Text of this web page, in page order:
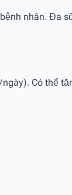
nhân. Đa
Có thể